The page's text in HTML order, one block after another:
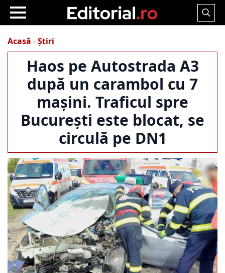
Search
Acasă -Știri
Haos pe Autostrada A3
după un carambol cu 7
mașini. Traficul spre
București este blocat, se
circulă pe DN1